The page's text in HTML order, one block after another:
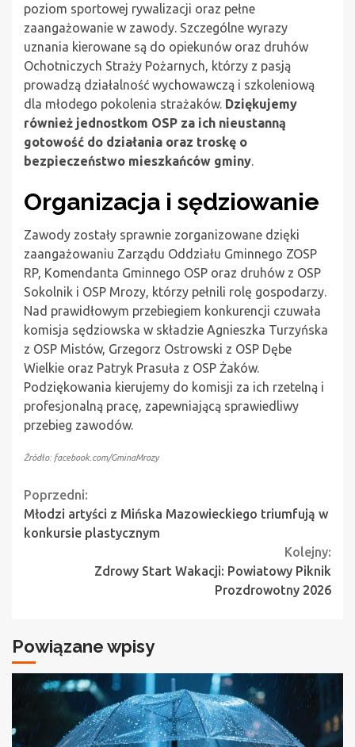
poziom sportowej rywalizacji oraz pełne
zaangażowanie w zawody. Szczególne wyrazy
uznania kierowane są do opiekunów oraz druhów
Ochotniczych Straży Pożarnych, którzy z pasją
prowadzą działalność wychowawczą i szkoleniową
dla młodego pokolenia strażaków. Dziękujemy
również jednostkom OSP za ich nieustanną
gotowość do działania oraz troskę o
bezpieczeństwo mieszkańców gminy.
Organizacja i sędziowanie
Zawody zostały sprawnie zorganizowane dzięki
zaangażowaniu Zarządu Oddziału Gminnego ZOSP
RP, Komendanta Gminnego OSP oraz druhów z OSP
Sokolnik i OSP Mrozy, którzy pełnili rolę gospodarzy.
Nad prawidłowym przebiegiem konkurencji czuwała
komisja sędziowska w składzie Agnieszka Turzyńska
z OSP Mistów, Grzegorz Ostrowski z OSP Dębe
Wielkie oraz Patryk Prasuła z OSP Żaków.
Podziękowania kierujemy do komisji za ich rzetelną i
profesjonalną pracę, zapewniającą sprawiedliwy
przebieg zawodów.
Źródło: facebook.com/GminaMrozy
Continue
Reading
Poprzedni:
Młodzi artyści z Mińska Mazowieckiego triumfują w
konkursie plastycznym
Kolejny:
Zdrowy Start Wakacji: Powiatowy Piknik
Prozdrowotny 2026
Powiązane wpisy